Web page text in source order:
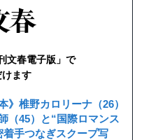
文春電子版」で
けます
》椎野カロリーナ（26）
（45）と“国際ロマンス
着手つなぎスクープ写